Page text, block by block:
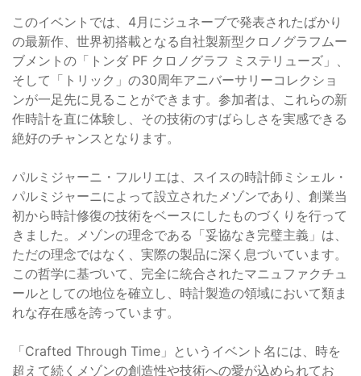
このイベントでは、4月にジュネーブで発表されたばかり
の最新作、世界初搭載となる自社製新型クロノグラフムー
ブメントの「トンダ PF クロノグラフ ミステリューズ」、
そして「トリック」の30周年アニバーサリーコレクショ
ンが一足先に見ることができます。参加者は、これらの新
作時計を直に体験し、その技術のすばらしさを実感できる
絶好のチャンスとなります。
パルミジャーニ・フルリエは、スイスの時計師ミシェル・
パルミジャーニによって設立されたメゾンであり、創業当
初から時計修復の技術をベースにしたものづくりを行って
きました。メゾンの理念である「妥協なき完璧主義」は、
ただの理念ではなく、実際の製品に深く息づいています。
この哲学に基づいて、完全に統合されたマニュファクチュ
ールとしての地位を確立し、時計製造の領域において類ま
れな存在感を誇っています。
「Crafted Through Time」というイベント名には、時を
超えて続くメゾンの創造性や技術への愛が込められてお